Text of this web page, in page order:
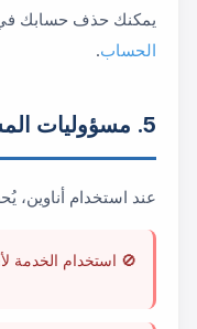
يمكنك حذف حسابك
الحساب.
5. مسؤوليات المستخدم
عند استخدام أناوين،
🚫 استخدام الخدمة